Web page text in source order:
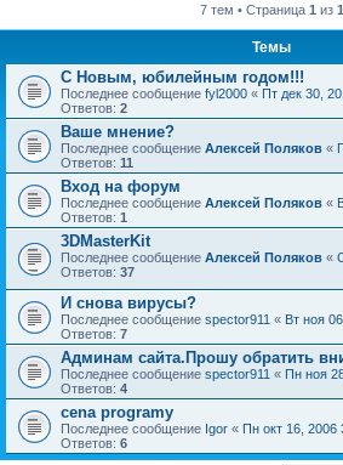
7 тем • Страница 1 из 1
Темы
С Новым, юбилейным годом!!!
Последнее сообщение fyl2000 « Пт дек 30,
Ответов: 2
Ваше мнение?
Последнее сообщение Алексей Поляков «
Ответов: 11
Вход на форум
Последнее сообщение Алексей Поляков «
Ответов: 1
3DMasterKit
Последнее сообщение Алексей Поляков «
Ответов: 37
И снова вирусы?
Последнее сообщение spector911 « Вт ноя
Ответов: 7
Админам сайта.Прошу обратить
Последнее сообщение spector911 « Пн ноя
Ответов: 4
cena programy
Последнее сообщение Igor « Пн окт 16, 2006
Ответов: 6